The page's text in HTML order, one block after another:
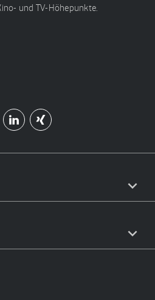
und TV-Höhepunkte.